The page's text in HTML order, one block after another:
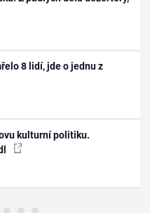
8 lidí, jde o jednu z
kulturní politiku.